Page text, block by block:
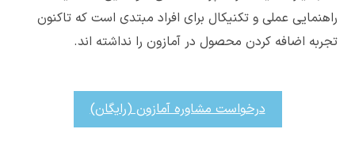
راهنمایی عملی و تکنیکال برای افراد مبتدی است که تاکنون
تجربه اضافه کردن محصول در آمازون را نداشته اند.
درخواست مشاوره آمازون (رایگان)